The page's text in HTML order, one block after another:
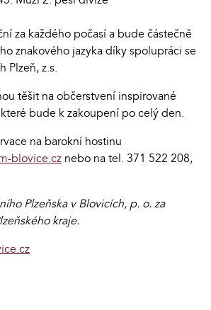
za každého počasí a bude částečně
znakového jazyka díky spolupráci se
Plzeň, z.s.
těšit na občerstvení inspirované
bude k zakoupení po celý den.
na barokní hostinu
blovice.cz nebo na tel. 371 522 208,
Plzeňska v Blovicích, p. o. za
kraje.